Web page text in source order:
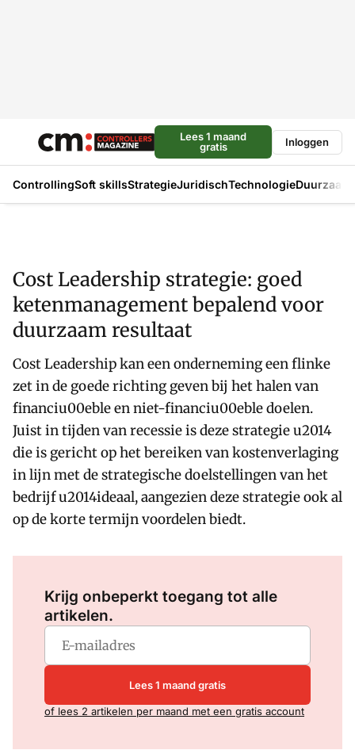
Lees 1 maand
gratis
Inloggen
ControllingSoft skillsStrategieJuridischTechnologie
Cost Leadership strategie: goed
ketenmanagement bepalend voor
duurzaam resultaat
Cost Leadership kan een onderneming een flinke
zet in de goede richting geven bij het halen van
financiu00eble en niet-financiu00eble doelen.
Juist in tijden van recessie is deze strategie u2014
die is gericht op het bereiken van kostenverlaging
in lijn met de strategische doelstellingen van het
bedrijf u2014ideaal, aangezien deze strategie ook al
op de korte termijn voordelen biedt.
Krijg onbeperkt toegang tot alle
artikelen.
Lees 1 maand gratis
of lees 2 artikelen per maand met een gratis account